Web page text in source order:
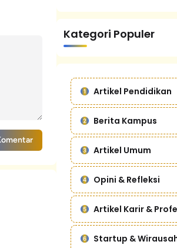
Kategori Populer
Artikel Pendidikan
Berita Kampus
Artikel Umum
Opini & Refleksi
Artikel Karir &
Startup &